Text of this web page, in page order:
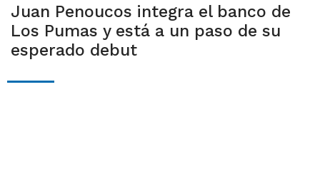
Juan Penoucos integra el banco de
Los Pumas y está a un paso de su
esperado debut